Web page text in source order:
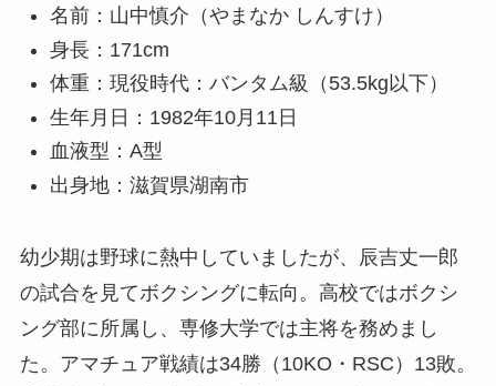
名前：山中慎介（やまなか しんすけ）
身長：171cm
体重：現役時代：バンタム級（53.5kg以下）
生年月日：1982年10月11日
血液型：A型
出身地：滋賀県湖南市
幼少期は野球に熱中していましたが、辰吉丈一郎
の試合を見てボクシングに転向。高校ではボクシ
ング部に所属し、専修大学では主将を務めまし
た。アマチュア戦績は34勝（10KO・RSC）13敗。